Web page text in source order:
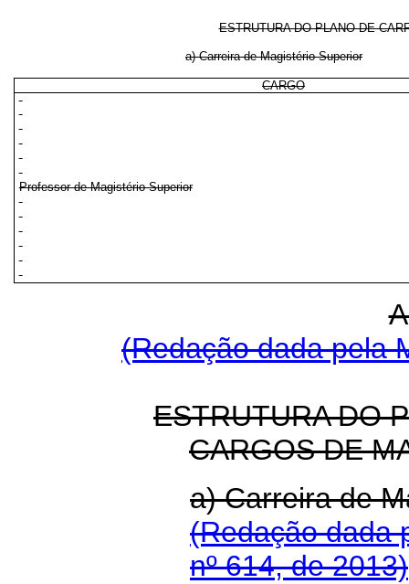
ESTRUTURA DO PLANO DE
a) Carreira de Magistério Superior
CARGO
Professor de Magistério Superior
(Redação dada pela
ESTRUTURA DO
CARGOS DE
a) Carreira de
(Redação dada
nº 614, de 2013)